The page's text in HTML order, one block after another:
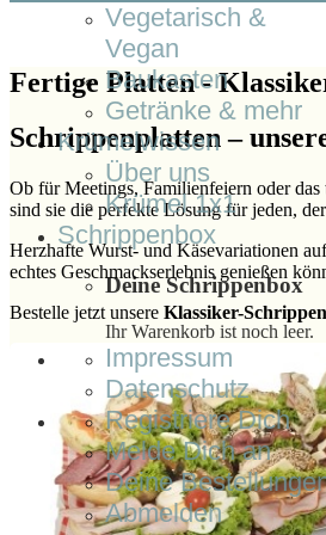
Vegetarisch &
Vegan
Baukasten
Getränke & mehr
Krümelwissen
Über uns
Krümel 1x1
Schrippenbox
Deine Schrippenbox
Ihr Warenkorb ist noch leer.
Impressum
Datenschutz
Registriere Dich
Melde Dich an
Deine
Abmelden
Fertige Platten -
Schrippenplatten –
Ob für Meetings, Familienfeiern oder
sind sie die perfekte Lösung für jeden,
Herzhafte Wurst- und Käsevariationen
echtes Geschmackserlebnis genießen
Bestelle jetzt unsere Klassiker-